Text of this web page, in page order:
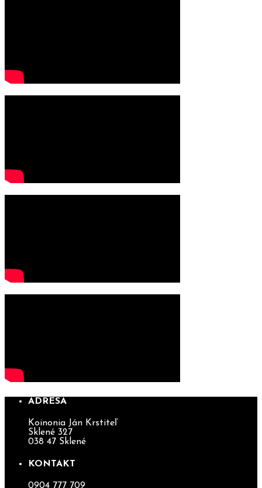
ADRESA
Koinonia Ján Krstiteľ
Sklené 327
038 47 Sklené
KONTAKT
0904 777 709